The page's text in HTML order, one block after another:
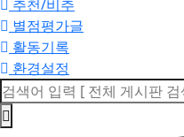
추천/비추
별점평가글
활동기록
환경설정